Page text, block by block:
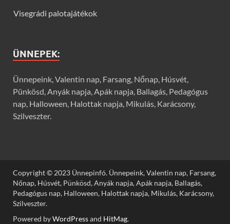
Visegrádi palotajátékok
ÜNNEPEK:
Ünnepeink, Valentin nap, Farsang, Nőnap, Húsvét,
Pünkösd, Anyák napja, Apák napja, Ballagás, Pedagógus
nap, Halloween, Halottak napja, Mikulás, Karácsony,
Szilveszter.
Copyright © 2023 Ünnepinfó. Ünnepeink, Valentin nap, Farsang,
Nőnap, Húsvét, Pünkösd, Anyák napja, Apák napja, Ballagás,
Pedagógus nap, Halloween, Halottak napja, Mikulás, Karácsony,
Szilveszter.
Powered byWordPressand HitMag.